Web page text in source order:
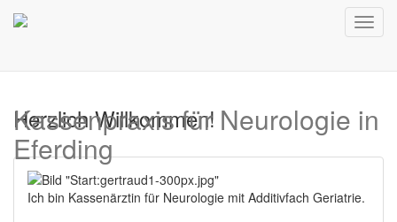
Kassenpraxis für Neurologie in
Eferding
Herzlich Willkommen!
Ich bin Kassenärztin für Neurologie mit Additivfach Geriatrie.